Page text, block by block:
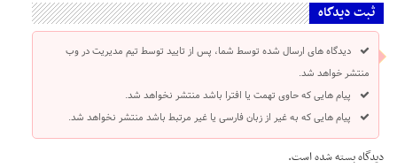
ثبت دیدگاه
دیدگاه های ارسال شده توسط شما، پس از تایید توسط تیم مدیریت در وب
منتشر خواهد شد.
پیام هایی که حاوی تهمت یا افترا باشد منتشر نخواهد شد.
پیام هایی که به غیر از زبان فارسی یا غیر مرتبط باشد منتشر نخواهد شد.
دیدگاه بسته شده است.